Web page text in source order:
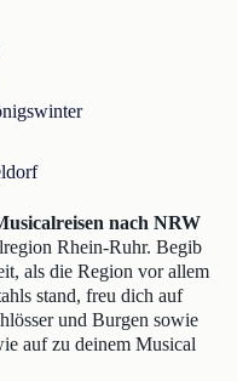
nach NRW
Rhein-Ruhr. Begib
als die Region vor allem
stand, freu dich auf
und Burgen sowie
auf zu deinem Musical